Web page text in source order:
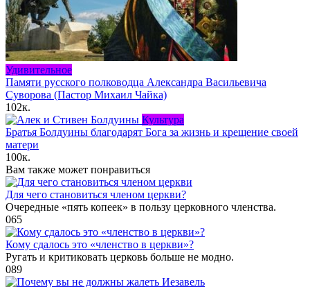
Удивительное
Памяти русского полководца Александра Васильевича
Суворова (Пастор Михаил Чайка)
102к.
Культура
Братья Болдуины благодарят Бога за жизнь и крещение своей
матери
100к.
Вам также может понравиться
Для чего становиться членом церкви?
Очередные «пять копеек» в пользу церковного членства.
065
Кому сдалось это «членство в церкви»?
Ругать и критиковать церковь больше не модно.
089